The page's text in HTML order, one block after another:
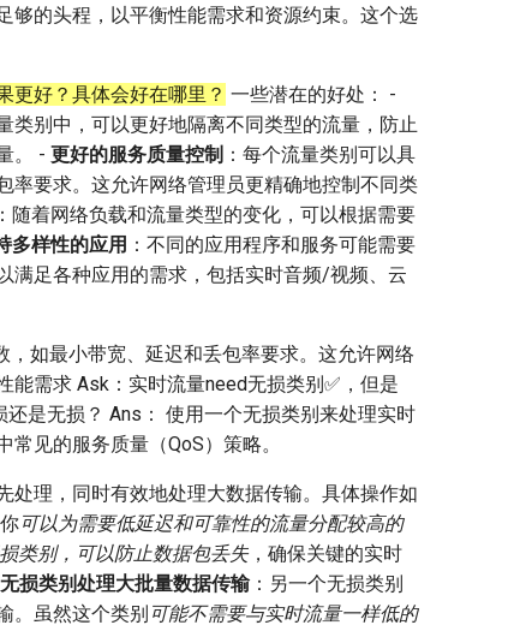
够的头程，以平衡性能需求和资源约束。这个选
更好？具体会好在哪里？ 一些潜在的好处： -
类别中，可以更好地隔离不同类型的流量，防止
。 - 更好的服务质量控制 ：每个流量类别可以具
率要求。这允许网络管理员更精确地控制不同类
：随着网络负载和流量类型的变化，可以根据需要
多样性的应用 ：不同的应用程序和服务可能需要
满足各种应用的需求，包括实时音频/视频、云
，如最小带宽、延迟和丢包率要求。这允许网络
需求 Ask：实时流量need无损类别✅，但是
是无损？ Ans： 使用一个无损类别来处理实时
见的服务质量（QoS）策略。
处理，同时有效地处理大数据传输。具体操作如
可以为需要低延迟和可靠性的流量分配较高的
类别，可以防止数据包丢失，确保关键的实时
无损类别处理大批量数据传输：另一个无损类别
。虽然这个类别 可能不需要与实时流量一样低的